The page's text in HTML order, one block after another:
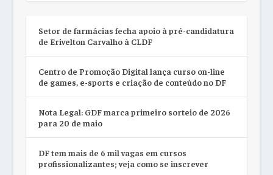
Setor de farmácias fecha apoio à pré-candidatura
de Erivelton Carvalho à CLDF
Centro de Promoção Digital lança curso on-line
de games, e-sports e criação de conteúdo no DF
Nota Legal: GDF marca primeiro sorteio de 2026
para 20 de maio
DF tem mais de 6 mil vagas em cursos
profissionalizantes; veja como se inscrever